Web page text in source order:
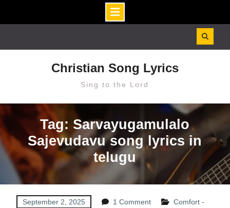
Christian Song Lyrics
Sing to the Lord
Tag: Sarvayugamulalo
Sajevudavu song lyrics in
telugu
September 2, 2025 1 Comment
Comfort -